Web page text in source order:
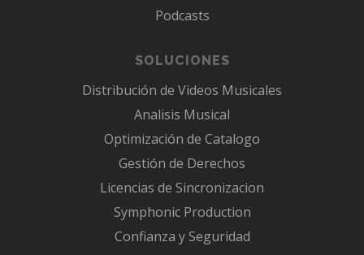
Podcasts
SOLUCIONES
Distribución de Videos Musicales
Analisis Musical
Optimización de Catalogo
Gestión de Derechos
Licencias de Sincronizacion
Symphonic Production
Confianza y Seguridad